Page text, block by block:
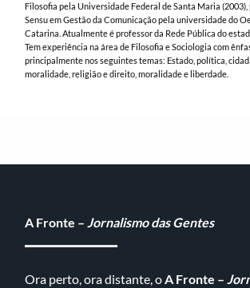
Filosofia pela Universidade Federal de Santa Maria
Sensu em Gestão da Comunicação pela universidade do
Catarina. Atualmente é professor da Rede Pública do
Tem experiência na área de Filosofia e Sociologia com
principalmente nos seguintes temas: Estado, política,
moralidade, religião e direito, moralidade e liberdade.
A Fronte – Jornalismo das Gentes
Ora perto, ora distante, oA Fronte –